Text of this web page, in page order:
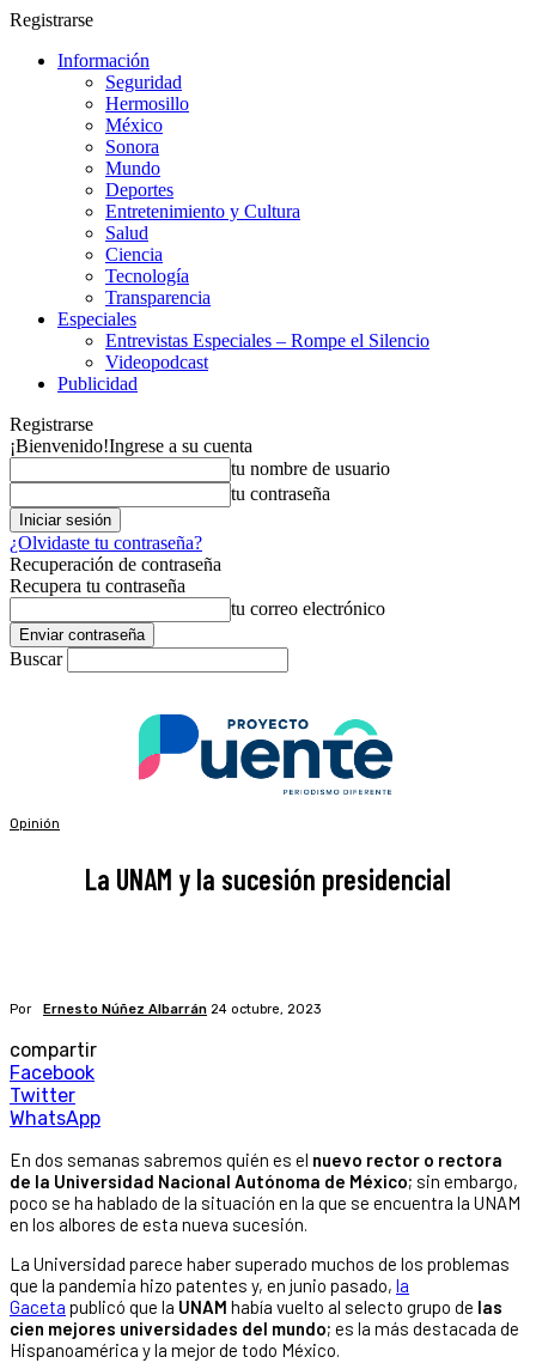
Registrarse
Información
Seguridad
Hermosillo
México
Sonora
Mundo
Deportes
Entretenimiento y Cultura
Salud
Ciencia
Tecnología
Transparencia
Especiales
Entrevistas Especiales – Rompe el Silencio
Videopodcast
Publicidad
Registrarse
¡Bienvenido!Ingrese a su cuenta
tu nombre de usuario
tu contraseña
¿Olvidaste tu contraseña?
Recuperación de contraseña
Recupera tu contraseña
tu correo electrónico
Buscar
Opinión
La UNAM y la sucesión presidencial
Por Ernesto Núñez Albarrán 24 octubre, 2023
compartir
Facebook
Twitter
WhatsApp
En dos semanas sabremos quién es el nuevo rector o rectora
de la Universidad Nacional Autónoma de México; sin embargo,
poco se ha hablado de la situación en la que se encuentra la UNAM
en los albores de esta nueva sucesión.
La Universidad parece haber superado muchos de los problemas
que la pandemia hizo patentes y, en junio pasado, la
Gaceta publicó que la UNAM había vuelto al selecto grupo de las
cien mejores universidades del mundo; es la más destacada de
Hispanoamérica y la mejor de todo México.